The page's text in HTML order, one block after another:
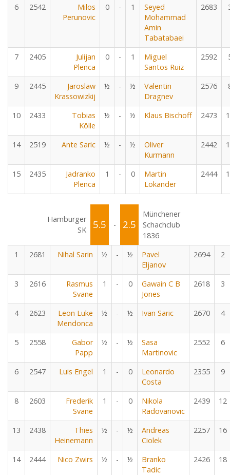
6 2542
Milos
Perunovic
0 - 1
Seyed
Mohammad
Amin
Tabatabaei
2683
7 2405
Julijan
Plenca
0 - 1
Miguel
Santos Ruiz
2592
9 2445
Jaroslaw
Krassowizkij
½ - ½
Valentin
Dragnev
2576
10 2433
Tobias
Kölle
½ - ½ Klaus Bischoff 2473
14 2519 Ante Saric ½ - ½
Oliver
Kurmann
2442
15 2435
Jadranko
Plenca
1 - 0
Martin
Lokander
2444
Hamburger
SK
5.5 - 2.5
Münchener
Schachclub
1836
1
2681 Nihal Sarin ½ - ½
Pavel
Eljanov
2694 2
3 2616
Rasmus
Svane
1 - 0
Gawain C B
Jones
2618 3
4 2623
Leon Luke
Mendonca
½ - ½ Ivan Saric 2670 4
5 2558
Gabor
Papp
½ - ½
Sasa
Martinovic
2552 6
6 2547 Luis Engel 1 - 0
Leonardo
Costa
2355 9
8 2603
Frederik
Svane
1 - 0
Nikola
Radovanovic
2439 12
13 2438
Thies
Heinemann
½ - ½
Andreas
Ciolek
2257 16
14 2444 Nico Zwirs ½ - ½
Branko
Tadic
2426 18